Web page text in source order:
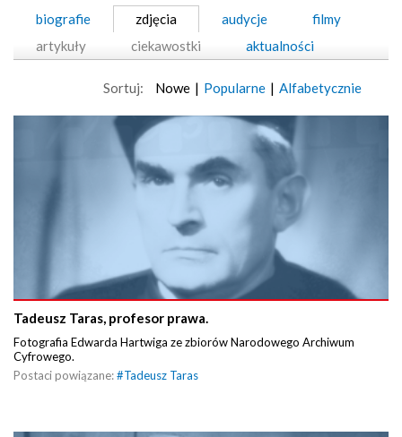
biografie zdjęcia audycje
filmy
artykuły
ciekawostki aktualności
Sortuj: Nowe | Popularne | Alfabetycznie
Tadeusz Taras, profesor prawa.
Fotografia Edwarda Hartwiga ze zbiorów Narodowego Archiwum
Cyfrowego.
Postaci powiązane:#Tadeusz Taras